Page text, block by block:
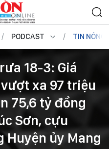
PODCAST TIN NÓNG
18-3: Giá
xa 97 triệu
75,6 tỷ đồng
Sơn, cựu
Huyện ủy Mang